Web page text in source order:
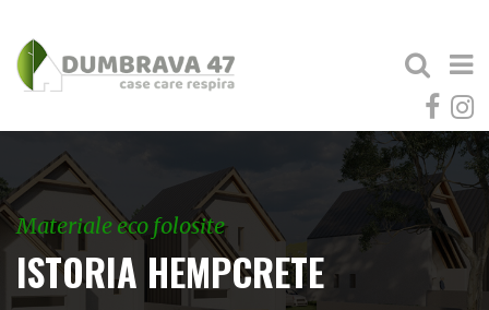
Materiale eco folosite
ISTORIA HEMPCRETE